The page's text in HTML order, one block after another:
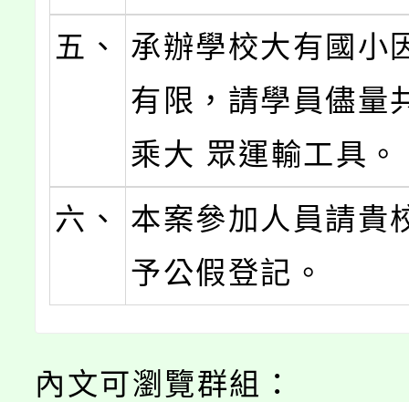
五、
承辦學校大有國小
有限，請學員儘量
乘大 眾運輸工具。
六、
本案參加人員請貴
予公假登記。
內文可瀏覽群組：